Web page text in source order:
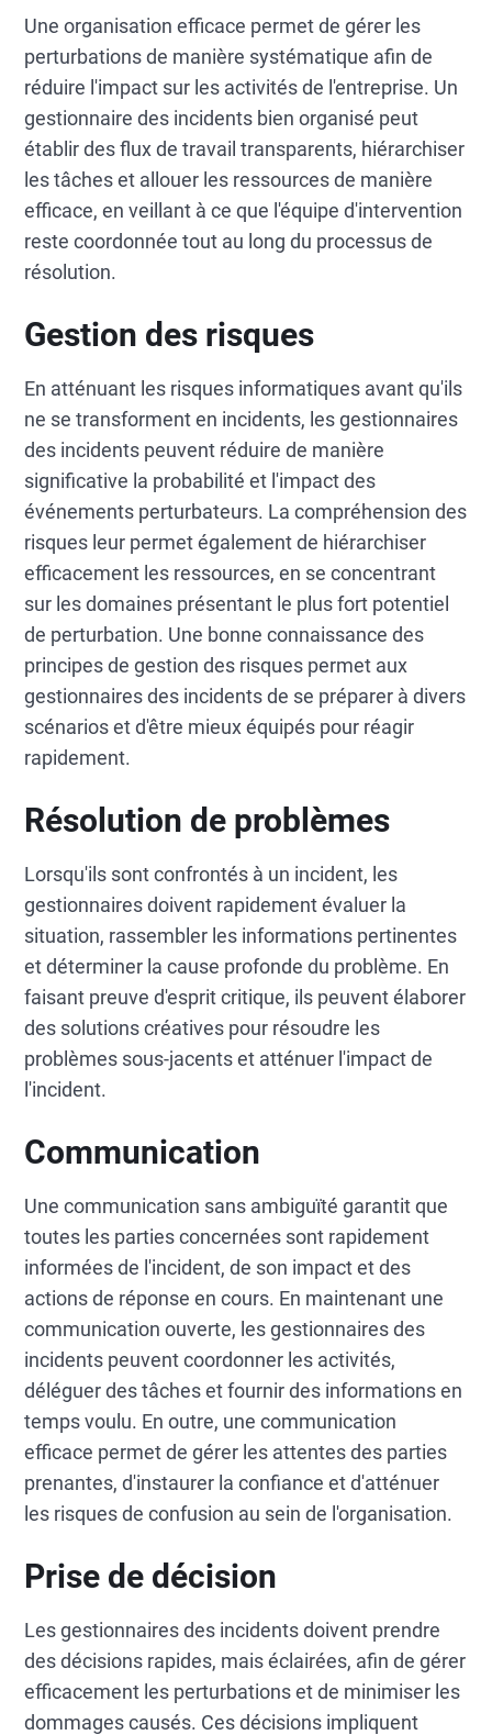
Une organisation efficace permet de gérer les
perturbations de manière systématique afin de
réduire l'impact sur les activités de l'entreprise. Un
gestionnaire des incidents bien organisé peut
établir des flux de travail transparents, hiérarchiser
les tâches et allouer les ressources de manière
efficace, en veillant à ce que l'équipe d'intervention
reste coordonnée tout au long du processus de
résolution.
Gestion des risques
En atténuant les risques informatiques avant qu'ils
ne se transforment en incidents, les gestionnaires
des incidents peuvent réduire de manière
significative la probabilité et l'impact des
événements perturbateurs. La compréhension des
risques leur permet également de hiérarchiser
efficacement les ressources, en se concentrant
sur les domaines présentant le plus fort potentiel
de perturbation. Une bonne connaissance des
principes de gestion des risques permet aux
gestionnaires des incidents de se préparer à divers
scénarios et d'être mieux équipés pour réagir
rapidement.
Résolution de problèmes
Lorsqu'ils sont confrontés à un incident, les
gestionnaires doivent rapidement évaluer la
situation, rassembler les informations pertinentes
et déterminer la cause profonde du problème. En
faisant preuve d'esprit critique, ils peuvent élaborer
des solutions créatives pour résoudre les
problèmes sous-jacents et atténuer l'impact de
l'incident.
Communication
Une communication sans ambiguïté garantit que
toutes les parties concernées sont rapidement
informées de l'incident, de son impact et des
actions de réponse en cours. En maintenant une
communication ouverte, les gestionnaires des
incidents peuvent coordonner les activités,
déléguer des tâches et fournir des informations en
temps voulu. En outre, une communication
efficace permet de gérer les attentes des parties
prenantes, d'instaurer la confiance et d'atténuer
les risques de confusion au sein de l'organisation.
Prise de décision
Les gestionnaires des incidents doivent prendre
des décisions rapides, mais éclairées, afin de gérer
efficacement les perturbations et de minimiser les
dommages causés. Ces décisions impliquent